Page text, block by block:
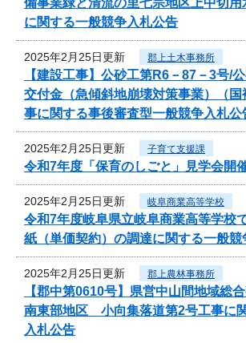
に関する一般競争入札公告
2025年2月25日更新 郡上土木事務所
【建設工事】公砂工第R6－87－3号/
交付金（急傾斜地崩壊対策事業）（
事に関する事後審査型一般競争入札公
2025年2月25日更新 子育て支援課
令和7年度「保育のしごと」見学会開
2025年2月25日更新 岐阜商業高等学校
令和7年度岐阜県立岐阜商業高等学校
紙（単価契約）の調達に関する一般競
2025年2月25日更新 郡上農林事務所
【郡中第0610号】県営中山間地域総
南東部地区 小向集落道第2号工事に
入札公告